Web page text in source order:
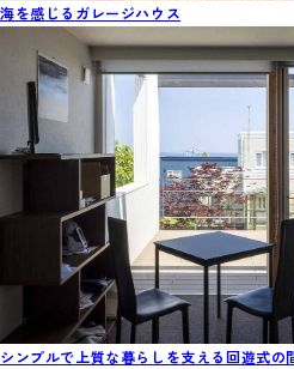
海を感じるガレージハウス
シンプルで上質な暮らしを支える回遊式の